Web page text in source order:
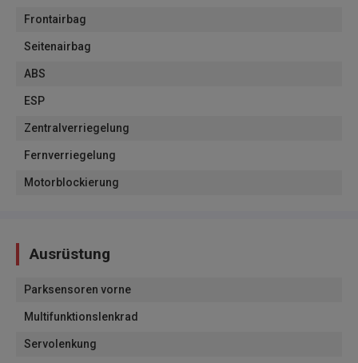
Frontairbag
Seitenairbag
ABS
ESP
Zentralverriegelung
Fernverriegelung
Motorblockierung
Ausrüstung
Parksensoren vorne
Multifunktionslenkrad
Servolenkung